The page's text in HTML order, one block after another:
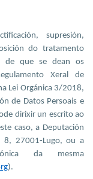
supresión,
do tratamento
de que se dean os
Xeral de
Lei Orgánica 3/2018,
de Datos Persoais e
dirixir un escrito ao
caso, a Deputación
8, 27001-Lugo, ou a
da mesma
).